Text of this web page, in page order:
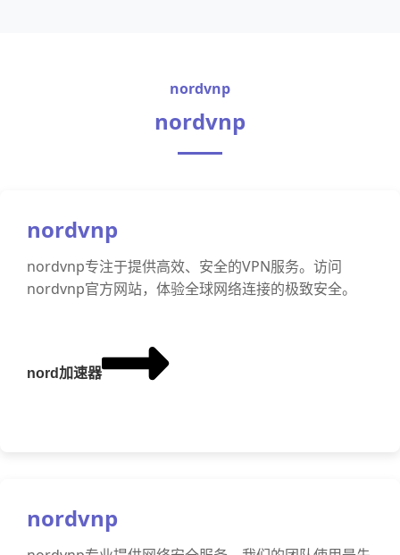
nordvnp
nordvnp
nordvnp
nordvnp专注于提供高效、安全的VPN服务。访问
nordvnp官方网站，体验全球网络连接的极致安全。
nord加速器
nordvnp